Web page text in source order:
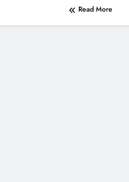
Read More